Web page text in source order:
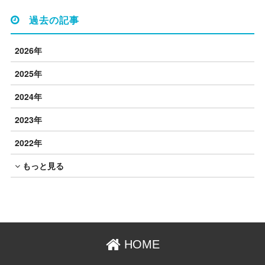
過去の記事
2026年
2025年
2024年
2023年
2022年
もっと見る
HOME